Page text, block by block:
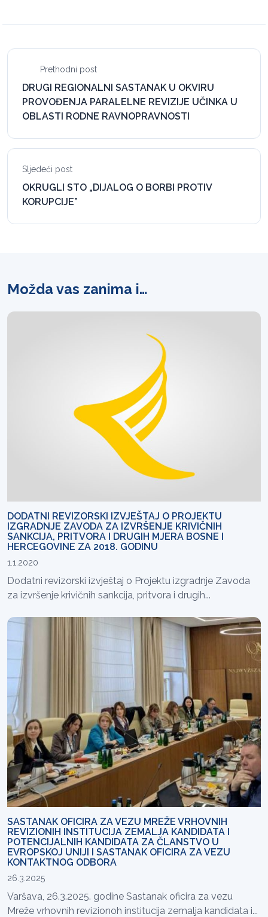
Prethodni post
DRUGI REGIONALNI SASTANAK U OKVIRU
PROVOĐENJA PARALELNE REVIZIJE UČINKA U
OBLASTI RODNE RAVNOPRAVNOSTI
Sljedeći post
OKRUGLI STO „DIJALOG O BORBI PROTIV
KORUPCIJE”
Možda vas zanima i…
DODATNI REVIZORSKI IZVJEŠTAJ O PROJEKTU
IZGRADNJE ZAVODA ZA IZVRŠENJE KRIVIČNIH
SANKCIJA, PRITVORA I DRUGIH MJERA BOSNE I
HERCEGOVINE ZA 2018. GODINU
1.1.2020
Dodatni revizorski izvještaj o Projektu izgradnje Zavoda
za izvršenje krivičnih sankcija, pritvora i drugih...
SASTANAK OFICIRA ZA VEZU MREŽE VRHOVNIH
REVIZIONIH INSTITUCIJA ZEMALJA KANDIDATA I
POTENCIJALNIH KANDIDATA ZA ČLANSTVO U
EVROPSKOJ UNIJI I SASTANAK OFICIRA ZA VEZU
KONTAKTNOG ODBORA
26.3.2025
Varšava, 26.3.2025. godine Sastanak oficira za vezu
Mreže vrhovnih revizionoh institucija zemalja kandidata i...